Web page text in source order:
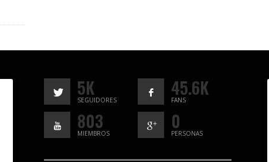
5K
SEGUIDORES
45.6K
FANS
803
MIEMBROS
0
PERSONAS